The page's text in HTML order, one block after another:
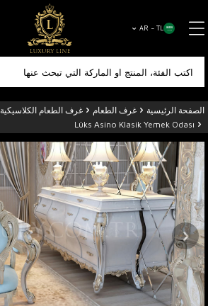
AR − TL
الصفحة الرئيسية غرف الطعام
غرف الطعام الكلاسيكية
Lüks Asino Klasik Yemek Odası